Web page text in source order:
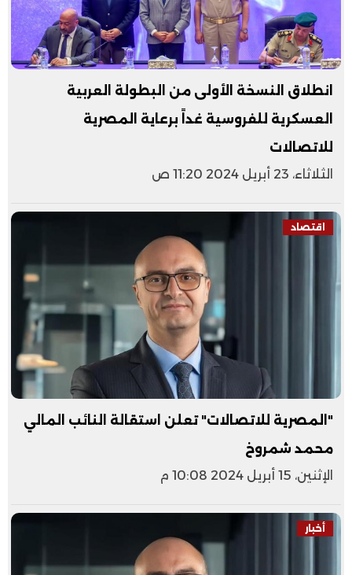
انطلاق النسخة الأولى من البطولة العربية
العسكرية للفروسية غداً برعاية المصرية
للاتصالات
الثلاثاء، 23 أبريل 2024 11:20 ص
اقتصاد
"المصرية للاتصالات" تعلن استقالة النائب المالي
محمد شمروخ
الإثنين، 15 أبريل 2024 10:08 م
أخبار